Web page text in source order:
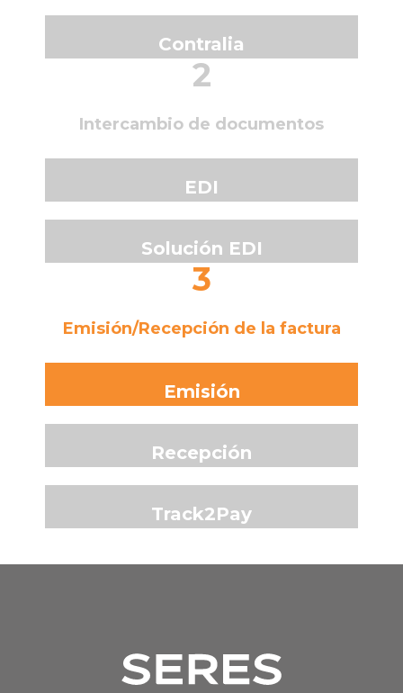
Contralia
2
Intercambio de documentos
EDI
Solución EDI
3
Emisión/Recepción de la factura
Emisión
Recepción
Track2Pay